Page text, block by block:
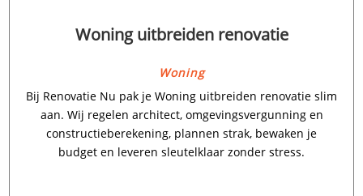
Woning uitbreiden renovatie
Woning
Bij Renovatie Nu pak je Woning uitbreiden renovatie slim
aan.​ Wij regelen architect, omgevingsvergunning en
constructieberekening, plannen strak, bewaken je
budget en leveren sleutelklaar zonder stress.​